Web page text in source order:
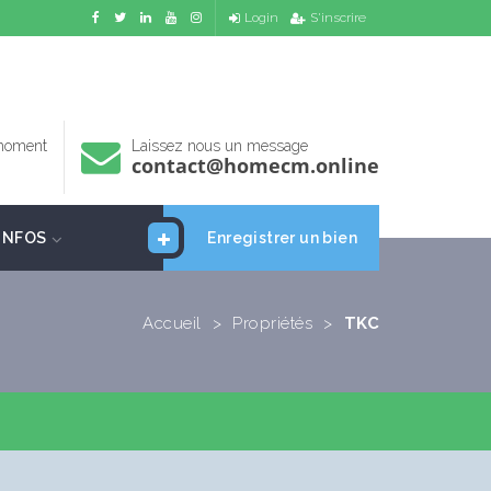
Login S'inscrire
Laissez nous un message
contact@homecm.online
Enregistrer un bien
Accueil > Propriétés > TKC